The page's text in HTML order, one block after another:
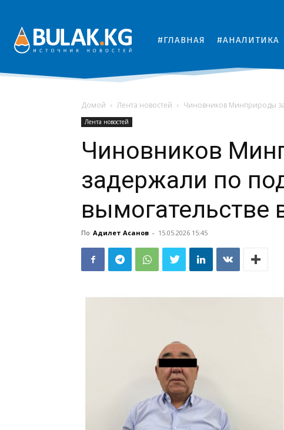
#ГЛАВНАЯ #АНАЛИТИКА
Домой Лента новостей Чиновников Минприроды
Лента новостей
Чиновников
задержали по
вымогательстве
По Адилет Асанов - 15.05.2026 15:45